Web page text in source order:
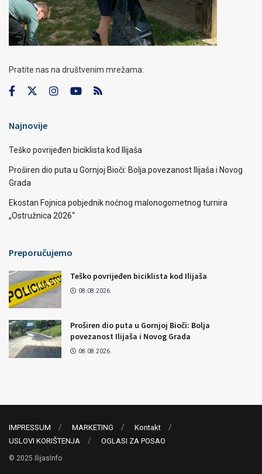
Pratite nas na društvenim mrežama:
Najnovije
Teško povrijeđen biciklista kod Ilijaša
Proširen dio puta u Gornjoj Bioči: Bolja povezanost Ilijaša i Novog
Grada
Ekostan Fojnica pobjednik noćnog malonogometnog turnira
„Ostružnica 2026“
Preporučujemo
Teško povrijeđen biciklista kod Ilijaša
08.08.2026.
Proširen dio puta u Gornjoj Bioči: Bolja
povezanost Ilijaša i Novog Grada
08.08.2026.
IMPRESSUM MARKETING
Kontakt
USLOVI KORIŠTENJA
OGLASI ZA POSAO
© 2025 IlijasInfo